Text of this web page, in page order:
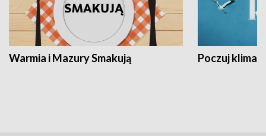
Warmia i Mazury Smakują Poczuj klimat